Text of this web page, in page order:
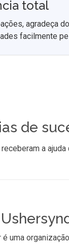
total
agradeça
facilmente
de
a ajuda
é uma